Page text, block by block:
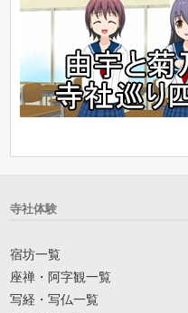
寺社体験
宿坊一覧
座禅・阿字観一覧
写経・写仏一覧